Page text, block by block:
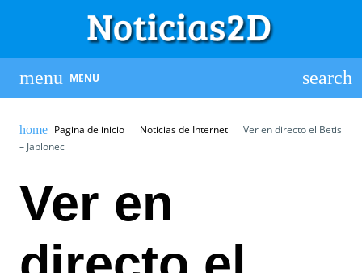
MENU
Pagina de inicio Noticias de Internet
Ver en directo el Betis
– Jablonec
Ver en